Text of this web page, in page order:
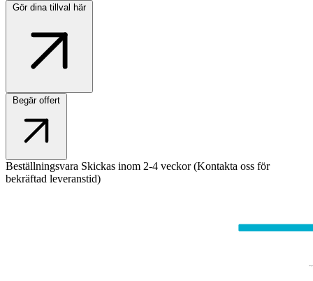
Gör dina tillval här
Begär offert
Beställningsvara Skickas inom 2-4 veckor (Kontakta oss för
bekräftad leveranstid)